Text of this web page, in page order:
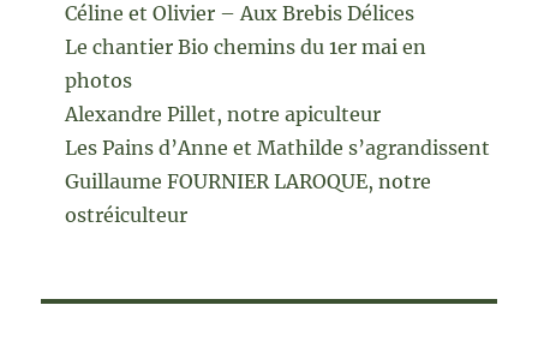
Céline et Olivier – Aux Brebis Délices
Le chantier Bio chemins du 1er mai en
photos
Alexandre Pillet, notre apiculteur
Les Pains d’Anne et Mathilde s’agrandissent
Guillaume FOURNIER LAROQUE, notre
ostréiculteur